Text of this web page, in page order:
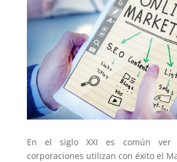
En el siglo XXI es común ver
corporaciones utilizan con éxito el